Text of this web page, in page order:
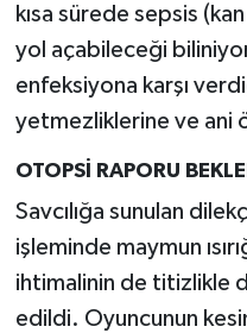
kısa sürede sepsis
yol açabileceği
enfeksiyona karşı
yetmezliklerine ve ani
OTOPSİ RAPORU
Savcılığa sunulan
işleminde maymun
ihtimalinin de titizlikle
edildi. Oyuncunun